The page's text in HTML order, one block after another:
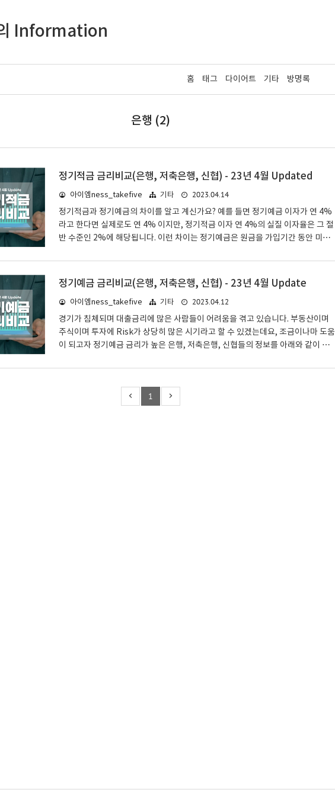
Information
홈 태그 다이어트 기타 방명록
은행 (2)
정기적금 금리비교(은행, 저축은행, 신협) - 23년 4월 Updated
아이엠ness_takefive 기타
2023.04.14
정기적금과 정기예금의 차이를 알고 계신가요? 예를 들면 정기예금 이자가 연 4%
라고 한다면 실제로도 연 4% 이지만, 정기적금 이자 연 4%의 실질 이자율은 그 절
반 수준인 2%에 해당됩니다. 이런 차이는 정기예금은 원금을 가입기간 동안 미리
액을 납입하기 때문에 납입액마다 이자 적용이 달라 실질 이자율이 다른 현상이 나
타납니다. 하지만 개인의 사정에 따라 적금을 들어야 하는 상황들도 있기 때문에, 오
늘은 정기적금 금리비교를 통해 조금이나마 도움이 되었으면 합니다. 1. 정기적금
금리비교 - 23년 4월 Updated 해당내용은 금융사 공시를 기초로 하였으며, 수시
로 변경되기 때문에 해당하는 상품의 거래 전 금융사에 확인을 ..
정기예금 금리비교(은행, 저축은행, 신협) - 23년 4월 Update
아이엠ness_takefive 기타
2023.04.12
경기가 침체되며 대출금리에 많은 사람들이 어려움을 겪고 있습니다. 부동산이며
주식이며 투자에 Risk가 상당히 많은 시기라고 할 수 있겠는데요, 조금이나마 도움
이 되고자 정기예금 금리가 높은 은행, 저축은행, 신협들의 정보를 아래와 같이 공유
리비교 - 23년 4월 Update 하기 금융정보는 금융사 공시를 기초로 한 참고사항이
SH수협은행 Sh첫만남우대예금 금리 : 기본 2.95% ~ 최고 4.00% 기간 : 12개월 금
1